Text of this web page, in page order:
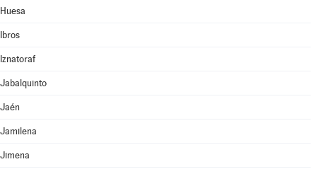
Huesa
Ibros
Iznatoraf
Jabalquinto
Jaén
Jamilena
Jimena